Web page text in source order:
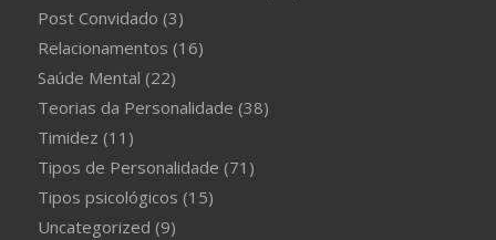
Post Convidado (3)
Relacionamentos (16)
Saúde Mental (22)
Teorias da Personalidade (38)
Timidez (11)
Tipos de Personalidade (71)
Tipos psicológicos (15)
Uncategorized (9)